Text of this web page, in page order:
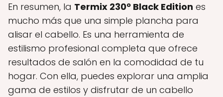
En resumen, la Termix 230º Black Edition es
mucho más que una simple plancha para
alisar el cabello. Es una herramienta de
estilismo profesional completa que ofrece
resultados de salón en la comodidad de tu
hogar. Con ella, puedes explorar una amplia
gama de estilos y disfrutar de un cabello